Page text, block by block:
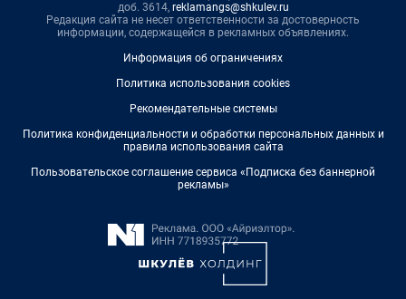
доб. 3614, reklamangs@shkulev.ru
Редакция сайта не несет ответственности за достоверность
информации, содержащейся в рекламных объявлениях.
Информация об ограничениях
Политика использования cookies
Рекомендательные системы
Политика конфиденциальности и обработки персональных данных и
правила использования сайта
Пользовательское соглашение сервиса «Подписка без баннерной
рекламы»